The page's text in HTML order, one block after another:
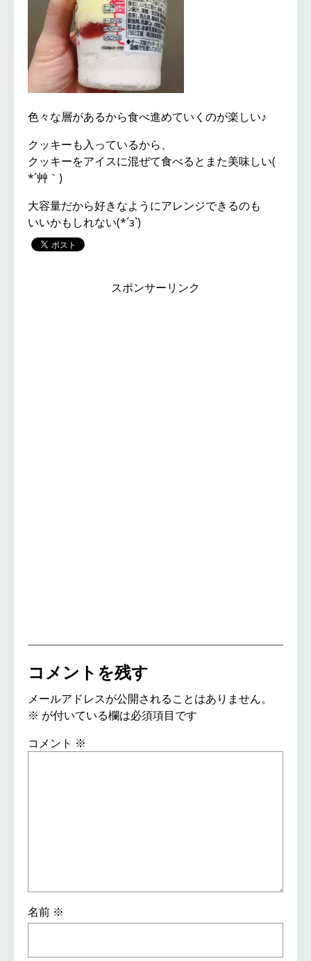
色々な層があるから食べ進めていくのが楽しい♪
クッキーも入っているから、
クッキーをアイスに混ぜて食べるとまた美味しい(
*´艸｀)
大容量だから好きなようにアレンジできるのも
いいかもしれない(*´з`)
スポンサーリンク
コメントを残す
メールアドレスが公開されることはありません。
※ が付いている欄は必須項目です
コメント ※
名前 ※